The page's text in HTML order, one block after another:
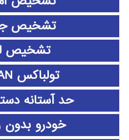
تشخیص
تشخیص
تولباکس WLAN
حد آستانه
خودرو بدون